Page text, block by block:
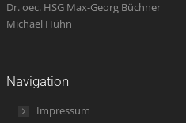
Dr. oec. HSG Max-Georg Büchner
Michael Hühn
Navigation
Impressum